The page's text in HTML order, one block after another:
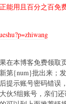
能用且百分之百免
果在本博客免费领
第{num}批出来；
提示账号密码错误
伙5组账号，亲们